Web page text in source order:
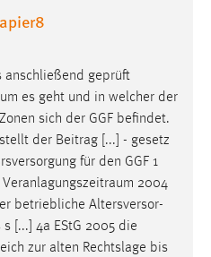
anschließend geprüft
es geht und in welcher der
sich der GGF befindet.
der Beitrag [...] - gesetz
für den GGF 1
Veranlagungszeitraum 2004
betriebliche Altersversor-
[...] 4a EStG 2005 die
zur alten Rechtslage bis